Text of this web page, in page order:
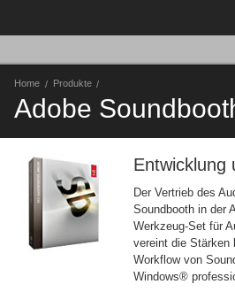
Home Produkte
Adobe
Entwicklung
Der Vertrieb des
Soundbooth in der
Werkzeug-Set für
vereint die Stärken
Workflow von
Windows®